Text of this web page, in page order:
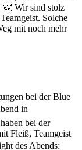
bei der Blue
in
bei der
Fleiß, Teamgeist
des Abends: